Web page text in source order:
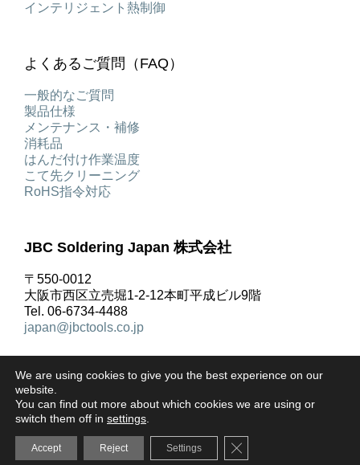
インテリジェント熱制御
よくあるご質問（FAQ）
一般的なご質問
製品仕様
メンテナンス・補修
消耗品
はんだ付け作業温度
こて先クリーニング
RoHS指令対応
JBC Soldering Japan 株式会社
〒550-0012
大阪市西区立売堀1-2-12本町平成ビル9階
Tel. 06-6734-4488
japan@jbctools.co.jp
著作権 © JBC Soldering S.L. |
ライバシーポリシー|ご利用規約|クッキーポリシー
お問合せ
We are using cookies to give you the best experience on our
website.
You can find out more about which cookies we are using or
switch them off in settings
Accept Reject Settings Close GDPR Cookie